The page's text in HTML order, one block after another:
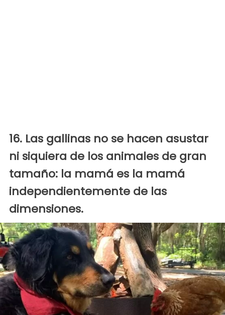
16. Las gallinas no se hacen asustar
ni siquiera de los animales de gran
tamaño: la mamá es la mamá
independientemente de las
dimensiones.